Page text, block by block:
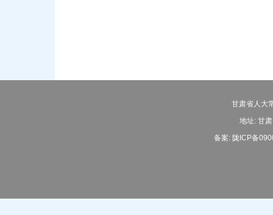
甘肃省人大
地址: 甘
备案: 陇ICP备